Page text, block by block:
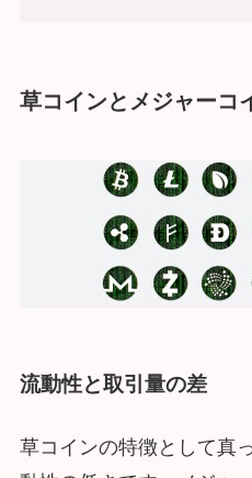
草コインとメジャーコ
流動性と取引量の差
草コインの特徴として真